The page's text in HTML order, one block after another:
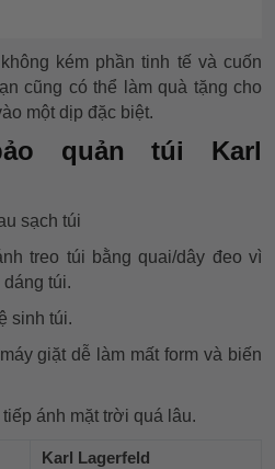
kém phần tinh tế và cuốn
cũng có thể làm quà tặng cho
một dịp đặc biệt.
quản túi Karl
sạch túi
treo túi bằng quai/dây đeo vì
túi.
sinh túi.
giặt dễ làm mất form và biến
ánh mặt trời quá lâu.
Karl Lagerfeld